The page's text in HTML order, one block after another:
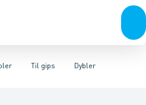
SkiverSkruer Søm & dykkere
Til gips
Til gips Dybler
Tilbehør